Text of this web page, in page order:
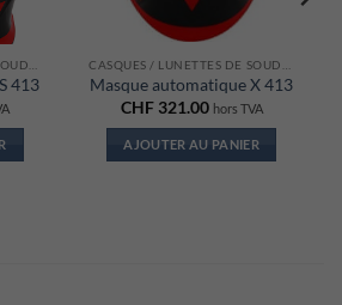
413
Masque automatique X 413
CHF321.00 hors TVA
AJOUTER AU PANIER